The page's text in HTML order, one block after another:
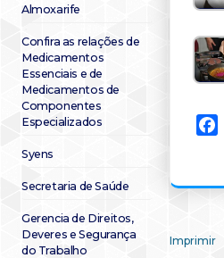
Almoxarife
Confira as relações de
Medicamentos
Essenciais e de
Medicamentos de
Componentes
Especializados
Syens
Secretaria de Saúde
Gerencia de Direitos,
Deveres e Segurança
do Trabalho
Imprimir